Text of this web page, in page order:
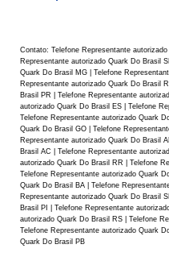
Contato: Telefone Representante
Representante autorizado Quark Do Brasil
Quark Do Brasil MG | Telefone
Representante autorizado Quark Do Brasil
Brasil PR | Telefone Representante
autorizado Quark Do Brasil ES | Telefone
Telefone Representante autorizado Quark
Quark Do Brasil GO | Telefone
Representante autorizado Quark Do Brasil
Brasil AC | Telefone Representante
autorizado Quark Do Brasil RR | Telefone
Telefone Representante autorizado Quark
Quark Do Brasil BA | Telefone
Representante autorizado Quark Do Brasil
Brasil PI | Telefone Representante
autorizado Quark Do Brasil RS | Telefone
Telefone Representante autorizado Quark
Quark Do Brasil PB